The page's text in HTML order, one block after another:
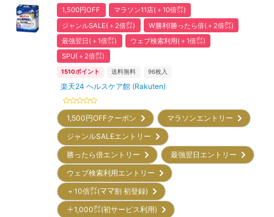
1,500円OFF
マラソン11店(＋10倍㌽)
ジャンルSALE(＋2倍㌽)
W勝利!勝ったら倍(＋2倍㌽)
最強翌日(＋1倍㌽)
ウェブ検索利用(＋1倍㌽)
SPU(＋2倍㌽)
1510ポイント 送料無料 96枚入
楽天24 ヘルスケア館 (Rakuten)
1,500円OFFクーポン
マラソンエントリー
ジャンルSALEエントリー
勝ったら倍エントリー
最強翌日エントリー
ウェブ検索利用エントリー
＋10倍㌽(ママ割 初登録)
＋1,000㌽(初サービス利用)